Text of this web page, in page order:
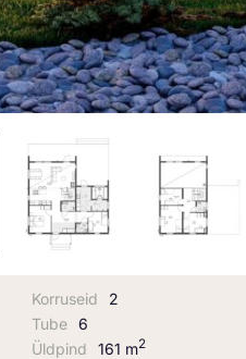
Korruseid
2
Tube
6
Üldpind
161 m2